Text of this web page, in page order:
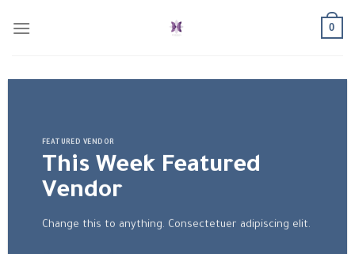
0
FEATURED VENDOR
This Week Featured
Vendor
Change this to anything. Consectetuer adipiscing elit.